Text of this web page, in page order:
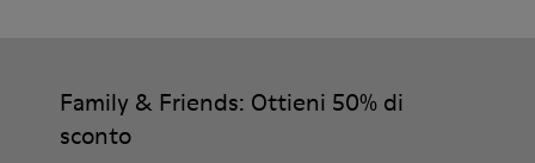
Family & Friends: Ottieni 50% di
sconto